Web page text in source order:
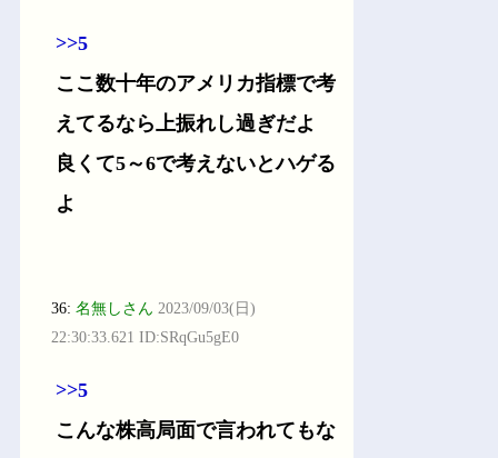
>>5
ここ数十年のアメリカ指標で考
えてるなら上振れし過ぎだよ
良くて5～6で考えないとハゲる
よ
36:名無しさん 2023/09/03(日)
22:30:33.621 ID:SRqGu5gE0
>>5
こんな株高局面で言われてもな